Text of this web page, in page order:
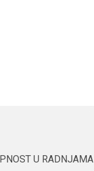
U RADNJAMA